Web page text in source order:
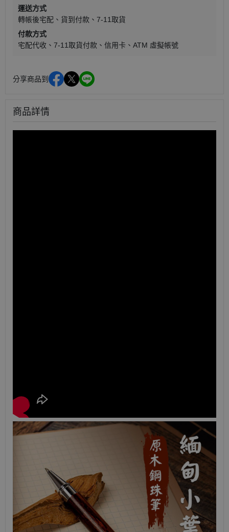
運送方式
轉帳後宅配
貨到付款
7-11取貨
付款方式
宅配代收
7-11取貨付款 信用卡 ATM 虛擬帳號
分享商品到
商品詳情